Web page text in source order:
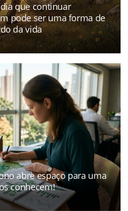
que continuar
pode ser uma forma de
da vida
abre espaço para uma
conhecem!